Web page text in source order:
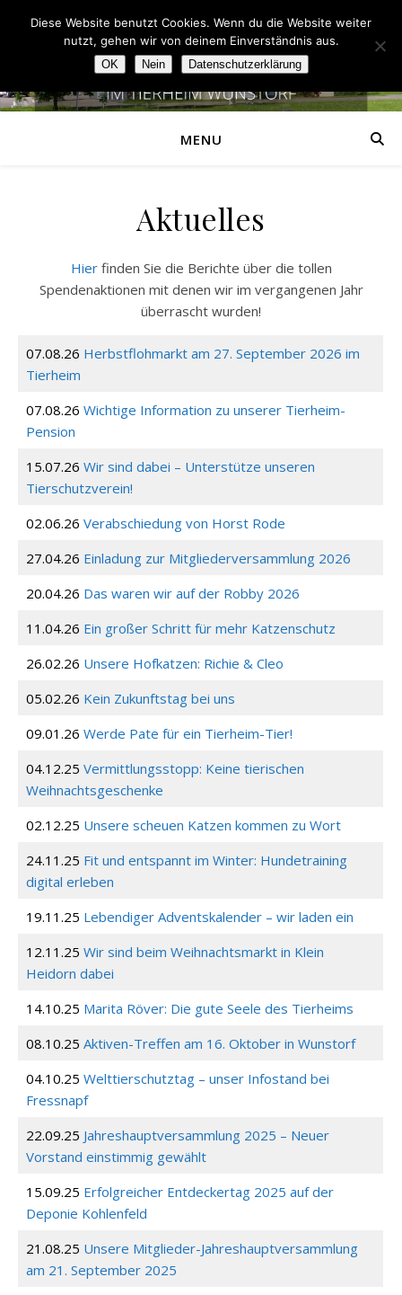
MENU
Aktuelles
Hierfinden Sie die Berichte über die tollen
Spendenaktionen mit denen wir im vergangenen Jahr
überrascht wurden!
07.08.26 Herbstflohmarkt am 27. September 2026 im
Tierheim
07.08.26 Wichtige Information zu unserer Tierheim-
Pension
15.07.26 Wir sind dabei – Unterstütze unseren
Tierschutzverein!
02.06.26 Verabschiedung von Horst Rode
27.04.26 Einladung zur Mitgliederversammlung 2026
20.04.26 Das waren wir auf der Robby 2026
11.04.26 Ein großer Schritt für mehr Katzenschutz
26.02.26 Unsere Hofkatzen: Richie & Cleo
05.02.26 Kein Zukunftstag bei uns
09.01.26 Werde Pate für ein Tierheim-Tier!
04.12.25 Vermittlungsstopp: Keine tierischen
Weihnachtsgeschenke
02.12.25 Unsere scheuen Katzen kommen zu Wort
24.11.25 Fit und entspannt im Winter: Hundetraining
digital erleben
19.11.25 Lebendiger Adventskalender – wir laden ein
12.11.25 Wir sind beim Weihnachtsmarkt in Klein
Heidorn dabei
14.10.25 Marita Röver: Die gute Seele des Tierheims
08.10.25 Aktiven-Treffen am 16. Oktober in Wunstorf
04.10.25 Welttierschutztag – unser Infostand bei
Fressnapf
22.09.25 Jahreshauptversammlung 2025 – Neuer
Vorstand einstimmig gewählt
15.09.25 Erfolgreicher Entdeckertag 2025 auf der
Deponie Kohlenfeld
21.08.25 Unsere Mitglieder-Jahreshauptversammlung
am 21. September 2025
Diese Website benutzt Cookies. Wenn du die Website weiter
nutzt, gehen wir von deinem Einverständnis aus.
OK Nein Datenschutzerklärung